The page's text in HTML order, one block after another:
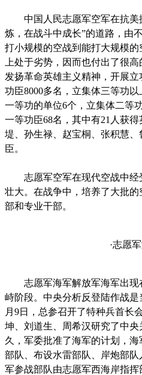
中国人民志愿军空军在抗美
炼，在战斗中成长”的道路，由
打小规模的空战到能打大规模
上处于劣势，因而也付出了很
发扬革命英雄主义精神，开展
功臣8000多名，立集体三等功
一等功的单位6个，立集体二等
一等功臣68名，其中有21人获
堤、孙生禄、赵宝桐、张积慧
臣。
志愿军空军在现代空战中经
壮大。在战争中，培养了大批
部和专业干部。
·志愿
志愿军海军解放军海军出现
峙阶段。中央分析反登陆作战是
月9日，总参召开了特种兵首长
坤、刘道生、周希汉研究了中
久，军委批准了海军的计划，
部队、布设水雷部队、岸炮部
军参战部队由志愿军西海岸指挥